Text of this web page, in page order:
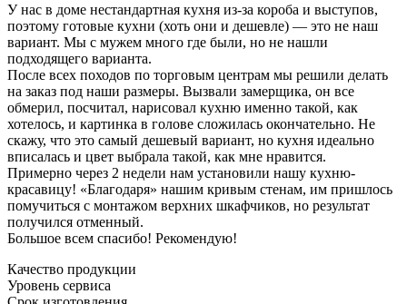
У нас в доме нестандартная кухня из-за короба и выступов,
поэтому готовые кухни (хоть они и дешевле) — это не наш
вариант. Мы с мужем много где были, но не нашли
подходящего варианта.
После всех походов по торговым центрам мы решили делать
на заказ под наши размеры. Вызвали замерщика, он все
обмерил, посчитал, нарисовал кухню именно такой, как
хотелось, и картинка в голове сложилась окончательно. Не
скажу, что это самый дешевый вариант, но кухня идеально
вписалась и цвет выбрала такой, как мне нравится.
Примерно через 2 недели нам установили нашу кухню-
красавицу! «Благодаря» нашим кривым стенам, им пришлось
помучиться с монтажом верхних шкафчиков, но результат
получился отменный.
Большое всем спасибо! Рекомендую!
Качество продукции
Уровень сервиса